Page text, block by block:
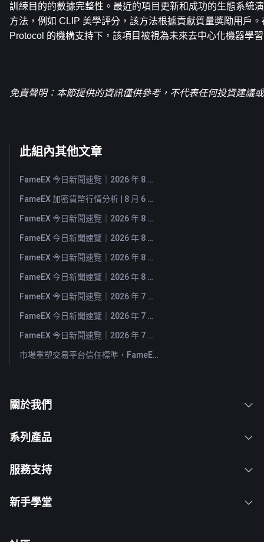
訓練目的的數據完整性。最近的項目更新和成功的生態系統
方法，例如 CLIP 美學評分，該方法根據貢獻質量獎勵用戶
Protocol 的機構支持下，該項目被視為未來去中心化機器學
免責聲明：本節提供的資訊僅供參考，不代表任何投資建議
此組內其他文章
FameEX 今日新聞速覽｜2026 年 8 月 7 日
FameEX 加密貨幣行情分析 | 8 月 6 日, 2026
FameEX 今日新聞速覽｜2026 年 8 月 6 日
FameEX 今日新聞速覽｜2026 年 8 月 5 日
FameEX 今日新聞速覽｜2026 年 8 月 4 日
FameEX 今日新聞速覽｜2026 年 8 月 3 日
FameEX 今日新聞速覽｜2026 年 7 月 31 日
FameEX 今日新聞速覽｜2026 年 7 月 30 日
FameEX 今日新聞速覽｜2026 年 7 月 29 日
市場重塑交易平台信任標準，FameEX 以八年穩健營運持續服務全球用戶
關於我們
系列產品
服務支持
新手學堂